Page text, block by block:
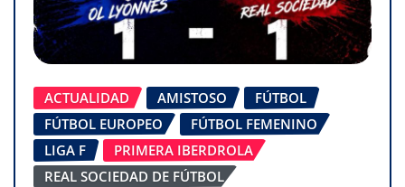
ACTUALIDAD AMISTOSO
FÚTBOL
FÚTBOL EUROPEO
FÚTBOL FEMENINO
LIGA F
PRIMERA IBERDROLA
REAL SOCIEDAD DE FÚTBOL